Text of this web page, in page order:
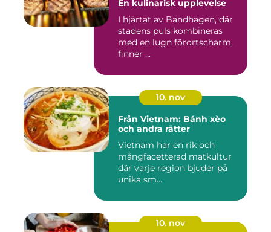
En kulinarisk upplevelse
I hjärtat av Bandhagen, där
stadens puls kombineras
med en lugn förortscharm,
finner ...
10. nov
Från Vietnam: Bánh xèo
och andra rätter
Vietnam har en rik och
mångfacetterad matkultur
där varje region bjuder på
unika sm...
10. nov